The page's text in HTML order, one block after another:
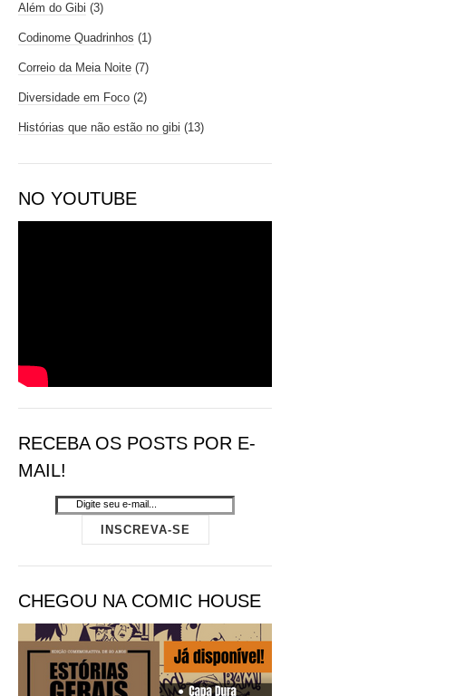
Além do Gibi (3)
Codinome Quadrinhos (1)
Correio da Meia Noite (7)
Diversidade em Foco (2)
Histórias que não estão no gibi (13)
NO YOUTUBE
RECEBA OS POSTS POR E-
MAIL!
CHEGOU NA COMIC HOUSE